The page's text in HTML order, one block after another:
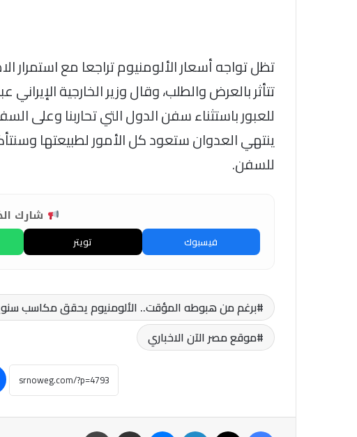
تظل تواجه أسعار الألومنيوم تراجعا مع
تتأثر بالعرض والطلب، وقال وزير الخارجية
للعبور باستثناء سفن الدول التي تحاربنا وعلى
ينتهي العدوان ستعود كل الأمور لطبيعتها
للسفن.
شارك
فيسبوك تويتر
برغم من هبوطه المؤقت.. الألومنيوم يحقق مكاسب سنوية تتجاوز 42%
موقع مصر الآن الاخباري
فيسبوك لينكدإن ماسنجر مشاركة عبر البريد